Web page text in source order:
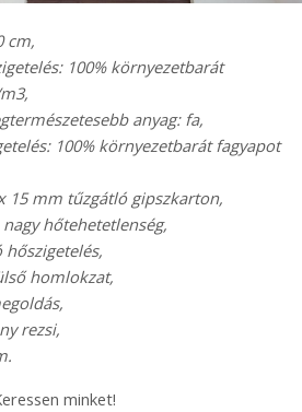
cm,
100% környezetbarát
anyag: fa,
100% környezetbarát fagyapot
15 mm tűzgátló gipszkarton,
hőtehetetlenség,
homlokzat,
rezsi,
minket!